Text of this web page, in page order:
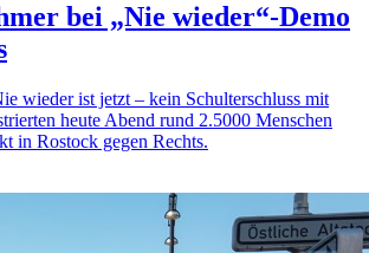
bei „Nie wieder“-Demo
wieder ist jetzt – kein Schulterschluss mit
heute Abend rund 2.5000 Menschen
in Rostock gegen Rechts.